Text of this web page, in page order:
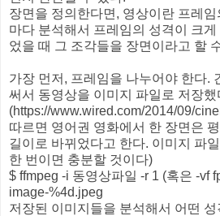
장면을 정의한다면, 영상이란 프레
마다 분석해서 프레임의 성격이 크
었을 때 그 조각들을 장면이라고 할
가장 먼저, 프레임을 나누어야 한다.
써서 동영상을 이미지 파일로 저장했
(https://www.wired.com/2014/09/
따르면 영어권 영화에서 한 장면은
길이로 바뀌었다고 한다. 이미지 파
한 번이면 충분할 것이다)
$ ffmpeg -i 동영상파일 -r 1 (혹은 -vf
image-%4d.jpeg
저장된 이미지들을 분석해서 어떤